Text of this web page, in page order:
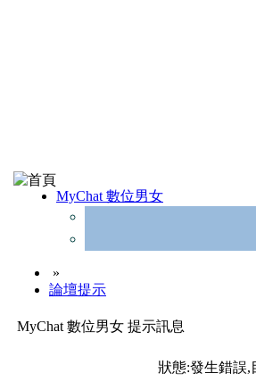
MyChat 數位男女
»
論壇提示
MyChat 數位男女 提示訊息
狀態:發生錯誤,